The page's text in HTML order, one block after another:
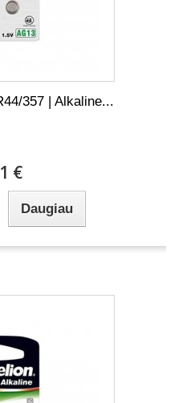
357 | Alkaline...
€
Daugiau